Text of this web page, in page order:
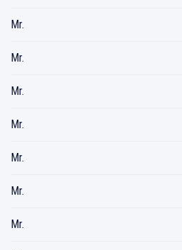
Mr.
Mr.
Mr.
Mr.
Mr.
Mr.
Mr.